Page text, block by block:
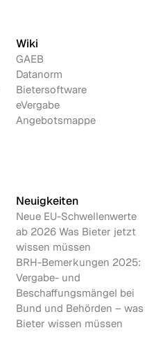
Wiki
GAEB
Datanorm
Bietersoftware
eVergabe
Angebotsmappe
Neuigkeiten
Neue EU-Schwellenwerte
ab 2026 Was Bieter jetzt
wissen müssen
BRH-Bemerkungen 2025:
Vergabe- und
Beschaffungsmängel bei
Bund und Behörden – was
Bieter wissen müssen